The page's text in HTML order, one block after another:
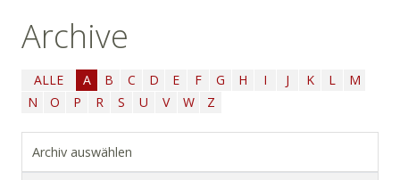
Archive
ALLE A B C D E F G H I J K L
M
N
O P R S U V W Z
Archiv auswählen